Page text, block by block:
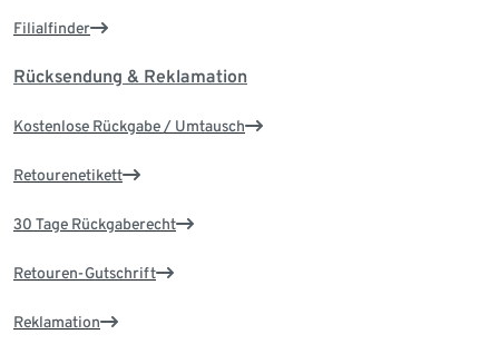
Filialfinder
Rücksendung & Reklamation
Kostenlose Rückgabe / Umtausch
Retourenetikett
30 Tage Rückgaberecht
Retouren-Gutschrift
Reklamation